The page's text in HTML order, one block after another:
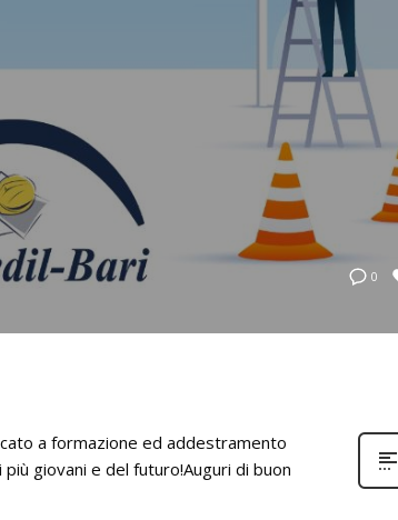
0
a formazione ed addestramento
giovani e del futuro!Auguri di buon